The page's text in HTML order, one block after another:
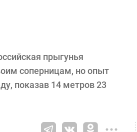
прыгунья
соперницам, но опыт
показав 14 метров 23